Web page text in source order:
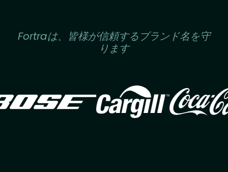
Fortraは、皆様が信頼するブランド名を守
ります
Image